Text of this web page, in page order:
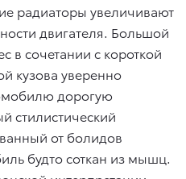
радиаторы увеличивают
двигателя. Большой
в сочетании с короткой
кузова уверенно
дорогую
стилистический
от болидов
будто соткан из мышц.